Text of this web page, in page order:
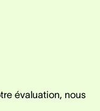
évaluation, nous